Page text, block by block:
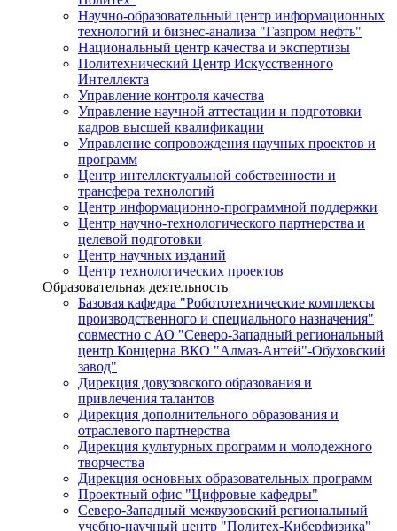
Научно-образовательный центр информационных
технологий и бизнес-анализа "Газпром нефть"
Национальный центр качества и экспертизы
Политехнический Центр Искусственного
Интеллекта
Управление контроля качества
Управление научной аттестации и подготовки
кадров высшей квалификации
Управление сопровождения научных проектов и
программ
Центр интеллектуальной собственности и
трансфера технологий
Центр информационно-программной поддержки
Центр научно-технологического партнерства и
целевой подготовки
Центр научных изданий
Центр технологических проектов
Образовательная деятельность
Базовая кафедра "Робототехнические комплексы
производственного и специального назначения"
совместно с АО "Северо-Западный региональный
центр Концерна ВКО "Алмаз-Антей"-Обуховский
завод"
Дирекция довузовского образования и
привлечения талантов
Дирекция дополнительного образования и
отраслевого партнерства
Дирекция культурных программ и молодежного
творчества
Дирекция основных образовательных программ
Проектный офис "Цифровые кафедры"
Северо-Западный межвузовский региональный
учебно-научный центр "Политех-Киберфизика"